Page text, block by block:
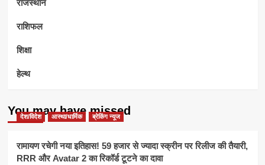
राजस्थान
राशिफल
शिक्षा
हेल्थ
You may have missed
देश/विदेश आस्था/धार्मिक ब्रेकिंग न्यूज
रामायण रचेगी नया इतिहास! 59 हजार से ज्यादा स्क्रीन पर रिलीज की तैयारी,
RRR और Avatar 2 का रिकॉर्ड टूटने का दावा